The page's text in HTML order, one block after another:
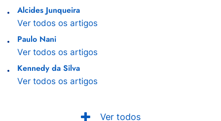
Alcides Junqueira
Ver todos os artigos
Paulo Nani
Ver todos os artigos
Kennedy da Silva
Ver todos os artigos
Ver todos